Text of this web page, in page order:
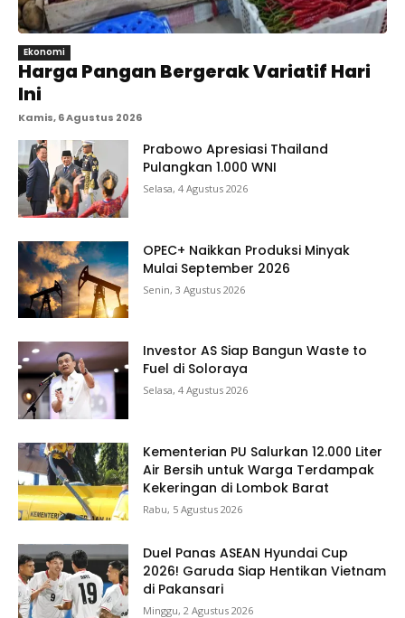
Ekonomi
Harga Pangan Bergerak Variatif Hari
Ini
Kamis, 6 Agustus 2026
Prabowo Apresiasi Thailand
Pulangkan 1.000 WNI
Selasa, 4 Agustus 2026
OPEC+ Naikkan Produksi Minyak
Mulai September 2026
Senin, 3 Agustus 2026
Investor AS Siap Bangun Waste to
Fuel di Soloraya
Selasa, 4 Agustus 2026
Kementerian PU Salurkan 12.000 Liter
Air Bersih untuk Warga Terdampak
Kekeringan di Lombok Barat
Rabu, 5 Agustus 2026
Duel Panas ASEAN Hyundai Cup
2026! Garuda Siap Hentikan Vietnam
di Pakansari
Minggu, 2 Agustus 2026